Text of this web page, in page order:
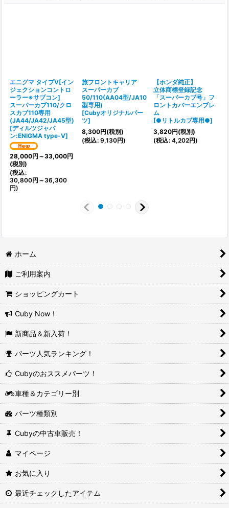
エニグマ タイプV[イン
ジェクションコントロ
ーラー※サブコン]
スーパーカブ110/クロ
スカブ110専用
(JA44/JA42/JA45型)
[ディルツジャパ
ン:ENIGMA type-V]
28,000円 ～33,000円
(税別)
(税込:
30,800円 ～36,300
円)
旅フロントキャリア
スーパーカブ
50/110(AA04型/JA10
型専用)
[Cubyオリジナルパー
ツ]
8,300円(税別)
(税込: 9,130円)
【ホンダ純正】
立体商標登録記念
「スーパーカブ号」フ
ロントカバーエンブレ
ム
[●リトルカブ専用●]
3,820円(税別)
(税込: 4,202円)
ホーム
ご利用案内
ショッピングカート
Cuby Now！
新商品＆新入荷！
パーツ人気ランキング！
Cubyのおススメパーツ！
車種＆カテゴリー別
パーツ種類別
Cubyの中古車販売！
マイページ
お気に入り
最近チェックしたアイテム